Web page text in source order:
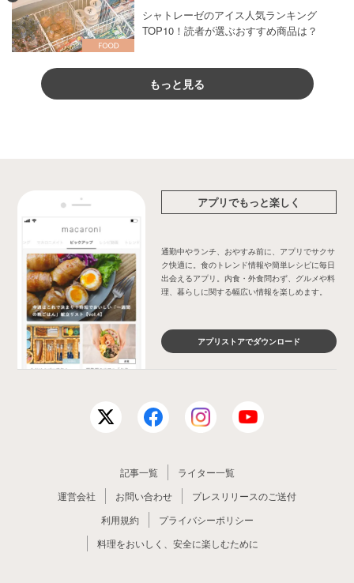
シャトレーゼのアイス人気ランキング
TOP10！読者が選ぶおすすめ商品は？
もっと見る
アプリでもっと楽しく
通勤中やランチ、おやすみ前に、アプリでサクサ
ク快適に。食のトレンド情報や簡単レシピに毎日
出会えるアプリ。内食・外食問わず、グルメや料
理、暮らしに関する幅広い情報を楽しめます。
アプリストアでダウンロード
記事一覧
ライター一覧
運営会社
お問い合わせ
プレスリリースのご送付
利用規約
プライバシーポリシー
料理をおいしく、安全に楽しむために